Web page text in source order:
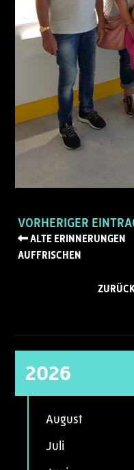
VORHERIGER
ALTE ERINNERUNGEN
AUFFRISCHEN
2026
August
Juli